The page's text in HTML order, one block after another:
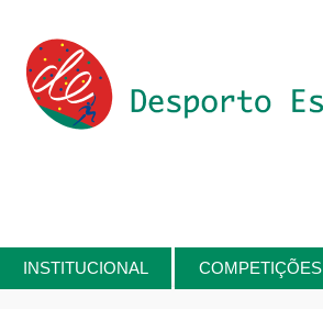
INSTITUCIONAL COMPETIÇÕES